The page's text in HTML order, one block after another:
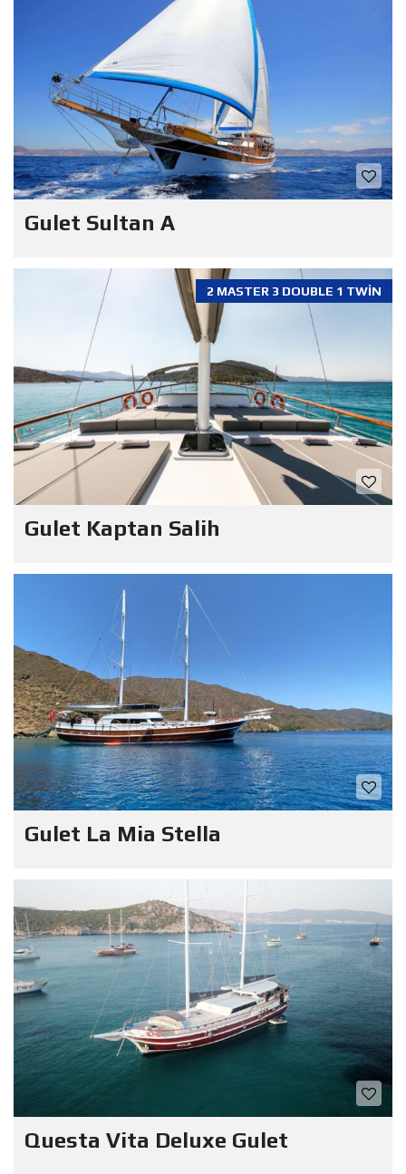
Gulet Sultan A
2 MASTER 3 DOUBLE 1 TWIN
Gulet Kaptan Salih
Gulet La Mia Stella
Questa Vita Deluxe Gulet